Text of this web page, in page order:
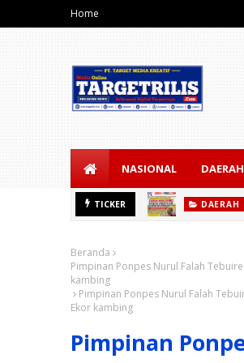
Home
NASIONAL DAERAH
TICKER DAERAH
Beranda
Pimpinan Ponpes Nurul Falah
kambing
Pimpinan Ponpes Nurul Falah
Ekor kambing
Pimpinan